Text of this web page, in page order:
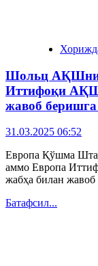
Шольц АҚШни
Иттифоқи АҚШ
жавоб беришга
31.03.2025 06:52
Европа Қўшма
аммо Европа
жабҳа билан жавоб
Батафсил...